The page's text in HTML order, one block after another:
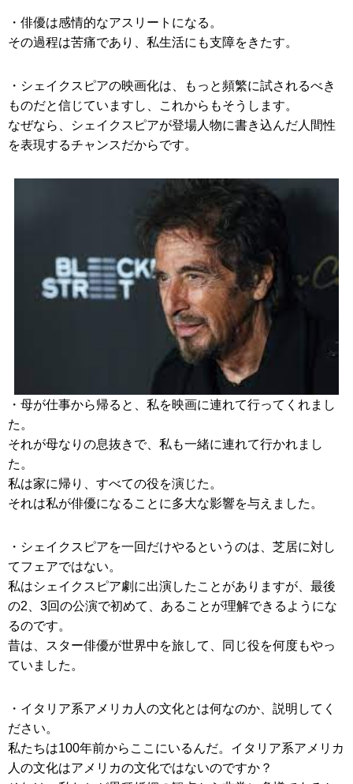
・俳優は感情的なアスリートになる。
その過程は苦痛であり、私生活にも支障をきたす。
・シェイクスピアの映画化は、もっと頻繁に試されるべき
ものだと信じていますし、これからもそうします。
なぜなら、シェイクスピアが登場人物に書き込んだ人間性
を表現するチャンスだからです。
・母が仕事から帰ると、私を映画に連れて行ってくれまし
た。
それが母なりの息抜きで、私も一緒に連れて行かれまし
た。
私は家に帰り、すべての役を演じた。
それは私が俳優になることに多大な影響を与えました。
・シェイクスピアを一回だけやるというのは、芝居に対し
てフェアではない。
私はシェイクスピア劇に出演したことがありますが、最後
の2、3回の公演で初めて、あることが理解できるようにな
るのです。
昔は、スター俳優が世界中を旅して、同じ役を何度もやっ
ていました。
・イタリア系アメリカ人の文化とは何なのか、説明してく
ださい。
私たちは100年前からここにいるんだ。イタリア系アメリカ
人の文化はアメリカの文化ではないのですか？